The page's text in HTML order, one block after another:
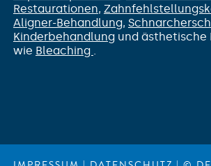
Restaurationen,
Aligner-Behandlung,
Kinderbehandlungund ästhetische
wie Bleaching .